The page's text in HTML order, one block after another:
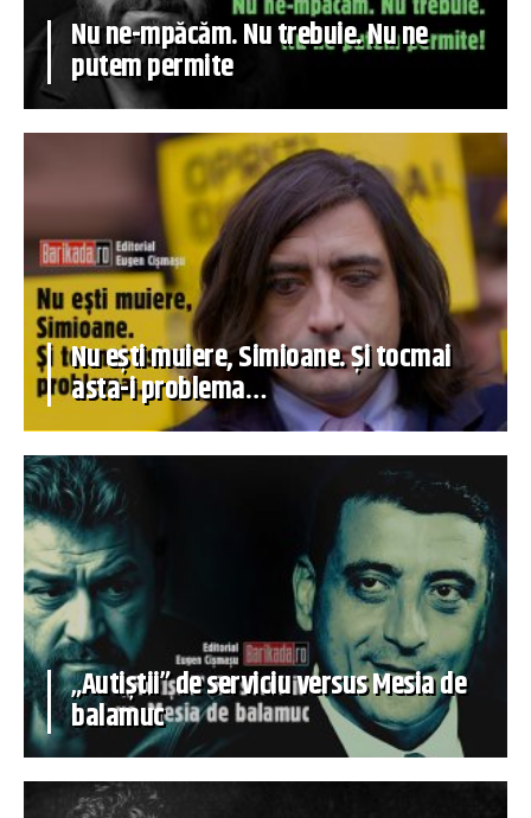
Nu ne-mpăcăm. Nu trebuie. Nu ne
putem permite
Nu ești muiere, Simioane. Și tocmai
asta-i problema…
„Autiștii” de serviciu versus Mesia de
balamuc